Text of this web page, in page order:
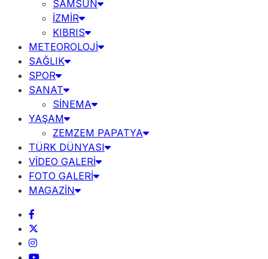
SAMSUN
İZMİR
KIBRIS
METEOROLOJİ
SAĞLIK
SPOR
SANAT
SİNEMA
YAŞAM
ZEMZEM PAPATYA
TÜRK DÜNYASI
VİDEO GALERİ
FOTO GALERİ
MAGAZİN